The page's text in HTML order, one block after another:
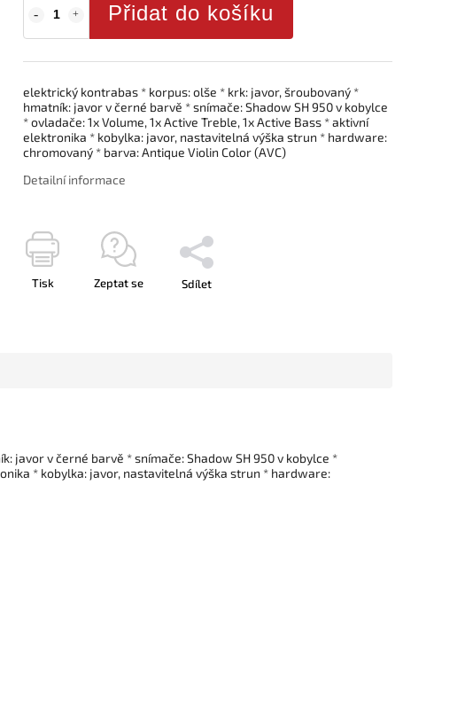
Přidat do košíku
elektrický kontrabas * korpus: olše * krk: javor, šroubovaný *
hmatník: javor v černé barvě * snímače: Shadow SH 950 v kobylce
* ovladače: 1x Volume, 1x Active Treble, 1x Active Bass * aktivní
elektronika * kobylka: javor, nastavitelná výška strun * hardware:
chromovaný * barva: Antique Violin Color (AVC)
Detailní informace
Tisk Zeptat se Sdílet
javor v černé barvě * snímače: Shadow SH 950 v kobylce *
* kobylka: javor, nastavitelná výška strun * hardware: